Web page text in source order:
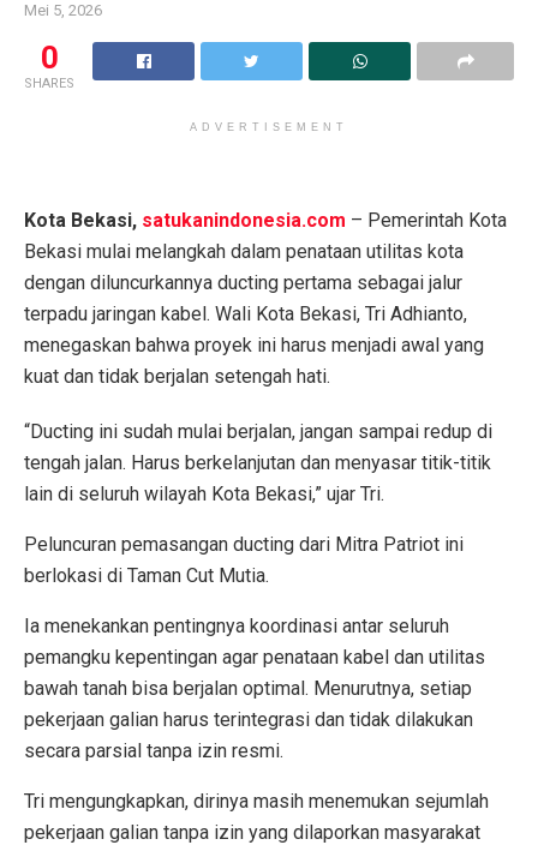
Mei 5, 2026
0
SHARES
ADVERTISEMENT
Kota Bekasi, satukanindonesia.com – Pemerintah Kota
Bekasi mulai melangkah dalam penataan utilitas kota
dengan diluncurkannya ducting pertama sebagai jalur
terpadu jaringan kabel. Wali Kota Bekasi, Tri Adhianto,
menegaskan bahwa proyek ini harus menjadi awal yang
kuat dan tidak berjalan setengah hati.
“Ducting ini sudah mulai berjalan, jangan sampai redup di
tengah jalan. Harus berkelanjutan dan menyasar titik-titik
lain di seluruh wilayah Kota Bekasi,” ujar Tri.
Peluncuran pemasangan ducting dari Mitra Patriot ini
berlokasi di Taman Cut Mutia.
Ia menekankan pentingnya koordinasi antar seluruh
pemangku kepentingan agar penataan kabel dan utilitas
bawah tanah bisa berjalan optimal. Menurutnya, setiap
pekerjaan galian harus terintegrasi dan tidak dilakukan
secara parsial tanpa izin resmi.
Tri mengungkapkan, dirinya masih menemukan sejumlah
pekerjaan galian tanpa izin yang dilaporkan masyarakat